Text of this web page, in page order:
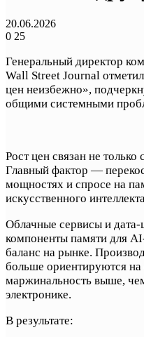
20.06.2026
0 25
Генеральный директор
Wall Street Journal
цен неизбежно»,
общими системными
Рост цен связан не
Главный фактор —
мощностях и спросе на
искусственного
Облачные сервисы и
компоненты памяти для
баланс на рынке.
больше ориентируются на
маржинальность выше,
электронике.
В результате: